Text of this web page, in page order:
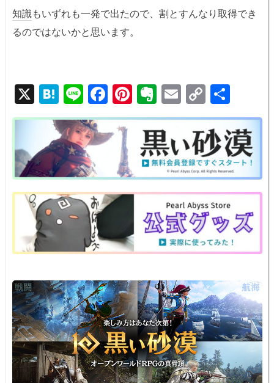
知識もいずれも一発で出たので、割とすんなり取得でき
るのではないかと思います。
X H
at
e
n
a
Li
n
e
F
a
c
b
o
o
k
Pi
nt
er
e
st
E
v
er
n
ot
e
E
m
ail
C
o
p
y
Li
n
k
有